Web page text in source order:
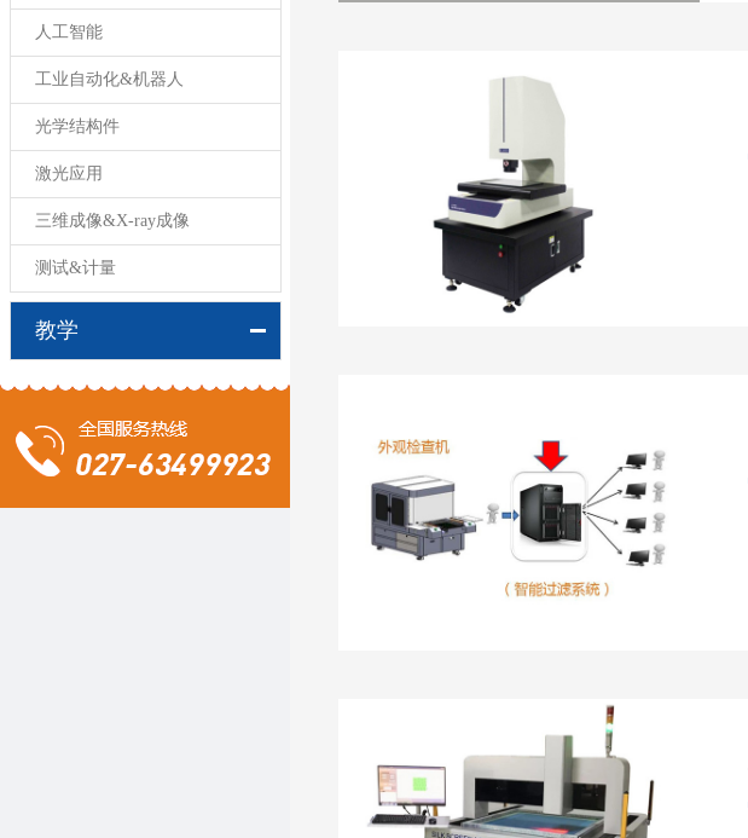
人工智能
工业自动化&机器人
光学结构件
激光应用
三维成像&X-ray成像
测试&计量
教学